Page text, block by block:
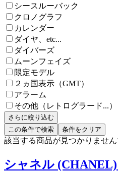
シースルーバック
クロノグラフ
カレンダー
ダイヤ、etc...
ダイバーズ
ムーンフェイズ
限定モデル
２ヵ国表示（GMT）
アラーム
その他（レトログラード...）
さらに絞り込む
この条件で検索
条件をクリア
該当する商品が見つかりません
シャネル